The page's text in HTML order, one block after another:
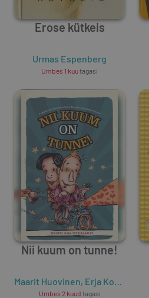
Erose kütkeis
Urmas Espenberg
Umbes 1 kuutagasi
Nii kuum on tunne!
Maarit Huovinen, Erja Korteniemi-Poikela
Umbes 2 kuud tagasi